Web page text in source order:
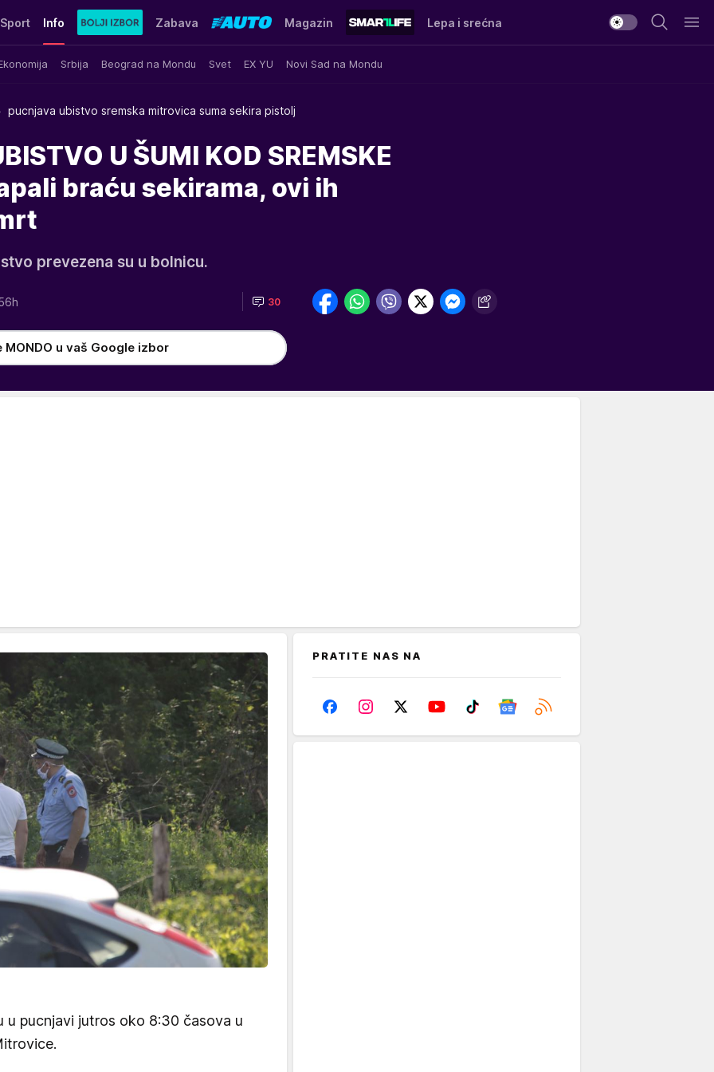
Sport Info
Srbija Beograd na Mondu Svet EX YU Novi Sad na Mondu
Zabava Magazin Lepa i srećna
pucnjava ubistvo sremska mitrovica suma sekira pistolj
U ŠUMI KOD SREMSKE
braću sekirama, ovi ih
prevezena su u bolnicu.
30
MONDO u vaš Google izbor
u pucnjavi jutros oko 8:30 časova u
PRATITE NAS NA